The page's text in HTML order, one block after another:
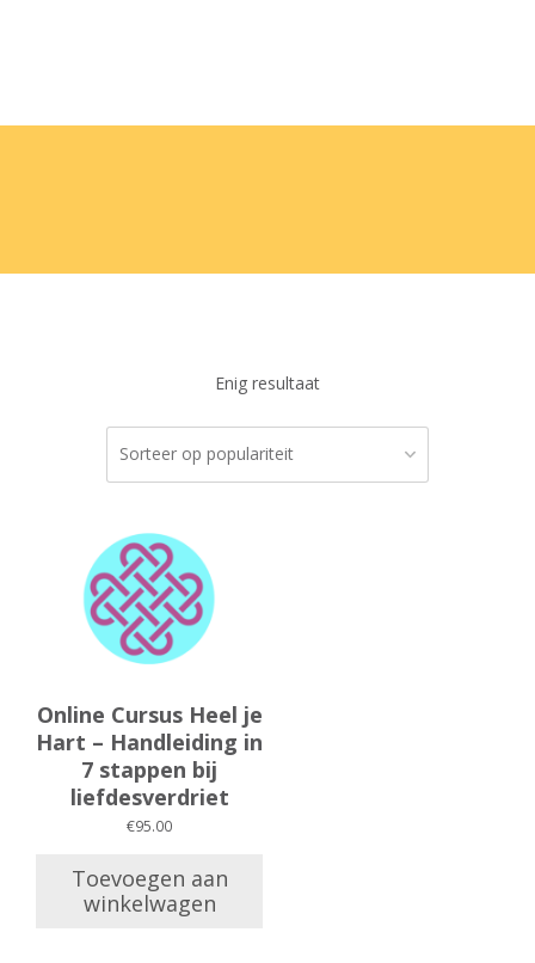
Enig resultaat
Online Cursus Heel je
Hart – Handleiding in
7 stappen bij
liefdesverdriet
€95.00
Toevoegen aan
winkelwagen